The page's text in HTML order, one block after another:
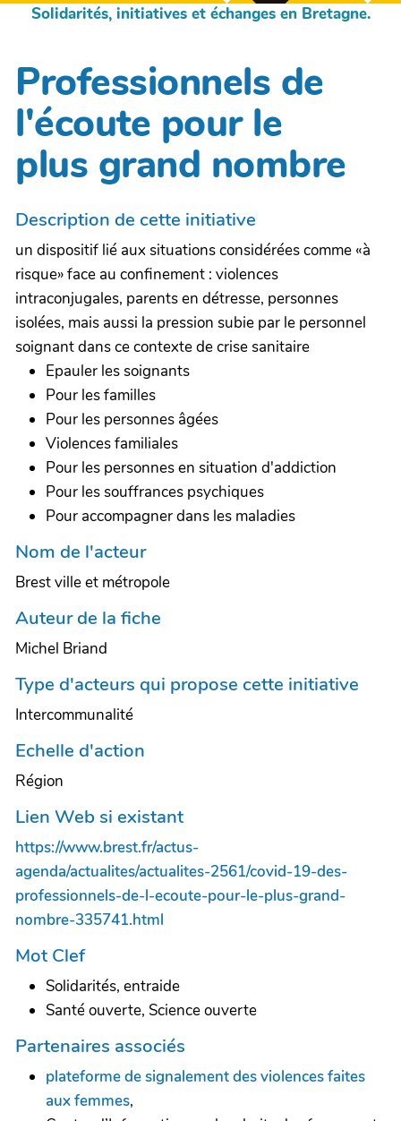
Solidarités, initiatives et échanges en Bretagne.
Professionnels de
l'écoute pour le
plus grand nombre
Description de cette initiative
un dispositif lié aux situations considérées comme «à
risque» face au confinement : violences
intraconjugales, parents en détresse, personnes
isolées, mais aussi la pression subie par le personnel
soignant dans ce contexte de crise sanitaire
Epauler les soignants
Pour les familles
Pour les personnes âgées
Violences familiales
Pour les personnes en situation d'addiction
Pour les souffrances psychiques
Pour accompagner dans les maladies
Nom de l'acteur
Brest ville et métropole
Auteur de la fiche
Michel Briand
Type d'acteurs qui propose cette initiative
Intercommunalité
Echelle d'action
Région
Lien Web si existant
https://www.brest.fr/actus-
agenda/actualites/actualites-2561/covid-19-des-
professionnels-de-l-ecoute-pour-le-plus-grand-
nombre-335741.html
Mot Clef
Solidarités, entraide
Santé ouverte, Science ouverte
Partenaires associés
plateforme de signalement des violences faites
aux femmes,